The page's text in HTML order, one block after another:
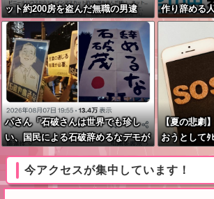
ット約200房を盗んだ無職の男逮
捕 岡山
作り辞める
あ？？」
パさん「石破さんは世界でも珍し
い、国民による石破辞めるなデモが
自然発生した総理大臣です」
【夏の悲劇
おうとして
今アクセスが集中しています！